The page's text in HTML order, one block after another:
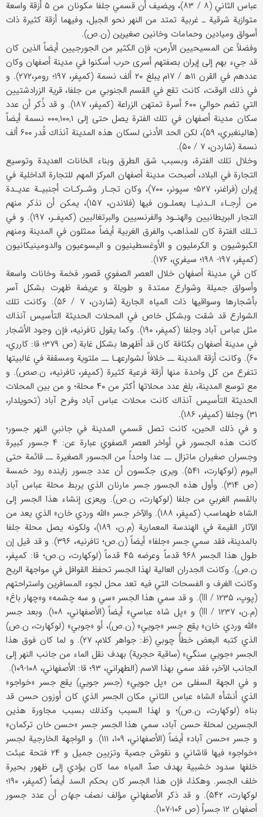
عباس الثاني (۸ / ۸۳)، ويضيف أن قسمي جلفا مكونان من ۵ أزقة واسعة
متوازية شرقية ـ غربية تمتد من النهر نحو الجبل، وفيهما أزقة كثيرة ذات
أسواق وميادين وحمامات وخانين صغيرين (ن.ص).
وفضلاً عن المسيحيين الأرمن، فإن الكثير من الجورجيين أيضاً الذين كان
قد جيء بهم إلى إيران بصفتهم أسرى حرب أسكنوا في مدينة أصفهان وكان
عددهم في القرن ۱۱ه‍ / ۱۷م يبلغ ۲۰ ألف نسمة (كمپفر، ۱۹۷؛ رومر،۲۷۲). و
في ذلك الوقت، كانت تقع في القسم الجنوبي من جلفا، قرية الزرادشتيين
التي تضم حوالي ۶۰۰ أسرة تمتهن الزراعة (كمپفر، ۱۸۷). و قد ذُكر أن عدد
سكان مدينة أصفهان في تلك الفترة يصل حتى إلى ۰۰۰,۱۰۰,۱ نسمة أيضاً
(هالينغبري، ۵۹)، لكن الحد الأدنى لسكان هذه المدينة آنذاك قُدر ۶۰۰ ألف
نسمة (شاردن، ۷ / ۵۰).
وخلال تلك الفترة، وبسبب شق الطرق وبناء الخانات العديدة وتوسيع
التجارة في البلاد، أصبحت مدينة أصفهان المركز المهم للتجارة الداخلية في
إيران (فراغنر، ۵۲۷؛ سپونر، ۷۰۰)، وكان تجـار وشـركـات أجنبيـة عديـدة
من أرجـاء الـدنيـا يعملـون فيها (فلاندن، ۱۵۷)، يمكن أن نذكر منهم
التجار البريطانيين والهنـود والفرنسيين والبرتغاليين (كمپفـر، ۱۹۷). و في
تـلك الفترة كان للمذاهب والفرق الغربية أيضاً ممثلون في المدينة ومنهم
الكبوشيون و الكرمليون و الأوغسطينيون و اليسوعيون والدومينيكانيون
(كمپفر، ۱۹۷- ۱۹۸؛ سيفري، ۱۷۶).
كان في مدينة أصفهان خلال العصر الصفوي قصور فخمة وخانات واسعة
وأسواق جميلة وشوارع ممتدة و طويلة و عريضة ظهرت بشكل آسر
بأشجارها وسواقيها ذات المياه الجارية (شاردن، ۷ / ۵۶). وكانت تلك
الشوارع قد شقت وبشكل خاص في المحلات الحديثة التأسيس آنذاك
مثل عباس آباد وجلفا (كمپفر، ۱۹۰). وكما يقول تافرنيه، فإن وجود الأشجار
في مدينة أصفهان بكثافة كان قد أظهرها بشكل غابة (ص ۳۷۹؛ قا: كارري،
۶۰). وكانت أزقة المدينة ــ خلافاً لشوارعهـا ــ ملتوية ومسقفة في غالبيتها
تتفرع من كل واحدة منها أزقة فرعية كثيرة (كمپفر، تافرنيه، ن.صص). و
مع توسع المدينة، بلغ عدد محلاتها أكثر من ۴۰ محلة؛ و من بين المحلات
الحديثة التأسيس آنذاك كانت محلات عباس آباد وفرح آباد (تحويلدار،
۳۱) وجلفا (كمپفر، ۱۸۶).
و في ذلك الحين، كانت تصل قسمي المدينة في جانبي النهر جسور؛
كانت هذه الجسور في أواخر العصر الصفوي عبارة عن: ۴ جسور كبيرة
وجسران صغيران ماتزال ــ عدا واحداً من الجسور الصغيرة ــ قائمة حتى
اليوم (لوكهارت، ۵۴۱). ويرى جكسون أن عدد جسور زاينده رود خمسة
(ص ۳۱۴). وأول هذه الجسور جسر مارنان الذي يربط محلة عباس آباد
بالقسم الغربي من جلفا (لوكهارت، ن.ص). ويعزى إنشاء هذا الجسر إلى
الشاه طهماسب (كمپفر، ۱۸۸). والآخر جسر «الله وردي خان» الذي يعد من
الآثار القيمة في الهندسة المعمارية (م.ن، ۱۸۹)، ولكونه يصل محلة جلفا
بالمدينة، فقد سمي جسر «جلفا» أيضاً (ن.ص؛ تافرنيه، ۳۹۶). و قد قيل إن
طول هذا الجسر ۹۶۸ قدماً وعرضه ۴۵ قدماً (لوكهارت، ن.ص؛ قا: كمپفر،
ن.ص). وكانت الجدران العالية لهذا الجسر تحفظ القوافل في مواجهة الريح
وكانت الغرف و الفسحات التي فيه تعد محل لجوء المسافرين واستراحتهم
(پوپ، III / ۱۲۳۵). و قد سمي هذا الجسر «سي و سه چشمه» و«چهار باغ»
(م.ن، III / ۱۲۳۷) و «پل شاه عباسي» أيضاً (الأصفهاني، ۱۰۸). وبعد جسر
«الله وردي خان» يقع جسر «جويي» (ن.ص)، أو «جوبي» (لوكهارت، ن.ص)
الذي كتبه البعض خطأً چوبي (ظ: جواهر كلام، ۲۷). و لما كان فوق هذا
الجسر «جويي سنگي» (ساقية حجرية) بهدف نقل الماء من جانب النهر إلى
الجانب الآخر، فقد سمي بهذا الاسم (الطهراني، ۹۳؛ قا: الأصفهاني، ۱۰۸-۱۰۹).
و في الجهة السفلى من «پل جويي» (جسر جويي) يقع جسر «خواجو»
الذي أنشأه الشاه عباس الثاني مكان الجسر الذي كان أوزون حسن قد
بناه (لوكهارت، ن.ص)؛ و لهذا السبب وكذلك بسبب مجاورة هذين
الجسرين لمحلة حسن آباد، سمي هذا الجسر جسر «حسن خان تركمان»
و جسر «حسن آباد» أيضاً (الأصفهاني، ۱۰۹، ۱۱۱). و الواجهة الخارجية لجسر
«خواجو» فيها قاشاني و نقوش جصية وتزيين جميل و ۲۴ فتحة عبئت
خلفها سدود خشبية بهدف صدّ المياه مما كان يؤدي إلى ظهور بحيرة
خلف الجسر. وهكذا، فإن هذا الجسر كان بحكم السد أيضاً (كمپفر، ۱۹۰؛
لوكهارت، ۵۴۲). و قد ذكر الأصفهاني مؤلف
نصف جهان أن عدد جسور
أصفهان ۱۲ جسراً (ص ۱۰۶-۱۰۷).